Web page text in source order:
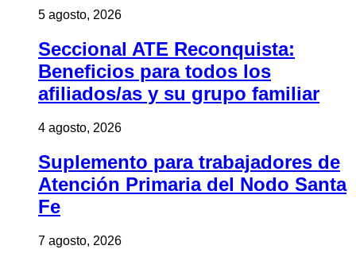
5 agosto, 2026
Seccional ATE Reconquista:
Beneficios para todos los
afiliados/as y su grupo familiar
4 agosto, 2026
Suplemento para trabajadores de
Atención Primaria del Nodo Santa
Fe
7 agosto, 2026